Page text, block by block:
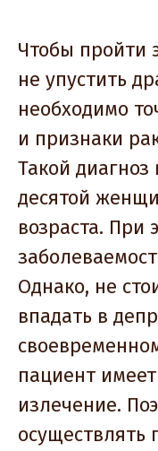
Чтобы пройти
не упустить
необходимо
и признаки
Такой диагноз
десятой
возраста. При
Однако, не
впадать в
пациент
излечение.
осуществлять